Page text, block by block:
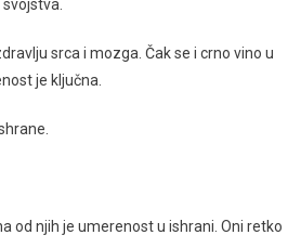
srca i mozga. Čak se i crno vino u
je ključna.
od njih je umerenost u ishrani. Oni retko